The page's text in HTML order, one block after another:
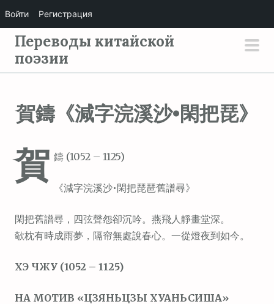
р
Переводы китайской
поэзии
賀鑄《減字浣溪沙•閑把琵》
賀 鑄 (1052 – 1125)
《減字浣溪沙•閑把琵琶舊譜尋》
閑把舊譜尋，四弦聲怨卻沉吟。燕飛人靜畫堂深。
欹枕有時成雨夢，隔帘無處說春心。一從燈夜到如今。
ХЭ ЧЖУ (1052 – 1125)
НА МОТИВ «ЦЗЯНЬЦЗЫ ХУАНЬСИША»
Войти Регистрация